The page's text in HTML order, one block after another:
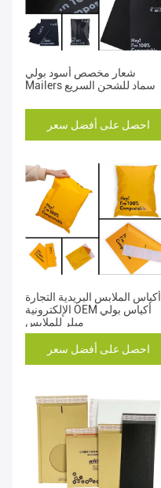
شعار مخصص أسود بولي
Mailers سماد للشحن السريع
احصل على أفضل سعر
أكياس الملابس البريدية التجارة
الإلكترونية OEM أكياس بولي
ميلر للملابس
احصل على أفضل سعر